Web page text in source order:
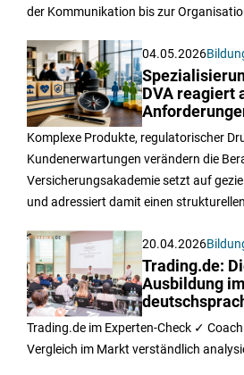
der Kommunikation bis zur
04.05.2026
DVA reagiert
Komplexe Produkte, regulatorischer
Kundenerwartungen verändern die
Versicherungsakademie setzt auf
und adressiert damit einen
20.04.2026
Trading.de:
Ausbildung im
Trading.de im Experten-Check ✓
Vergleich im Markt verständlich